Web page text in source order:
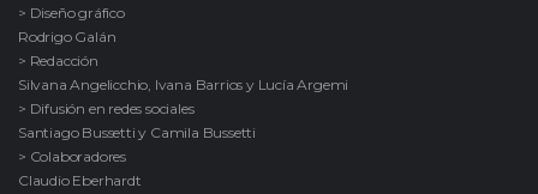
> Diseño gráfico
Rodrigo Galán
> Redacción
Silvana Angelicchio, Ivana Barrios y Lucía Argemi
> Difusión en redes sociales
Santiago Bussetti y Camila Bussetti
> Colaboradores
Claudio Eberhardt